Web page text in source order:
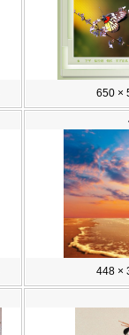
650 ×
448 ×